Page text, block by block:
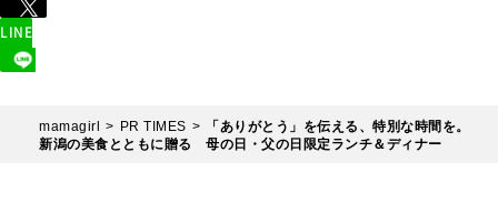
LINE
mamagirl PR TIMES
「ありがとう」を伝える、特別な時間を。
新潟の美食とともに贈る 母の日・父の日限定ランチ＆ディナー